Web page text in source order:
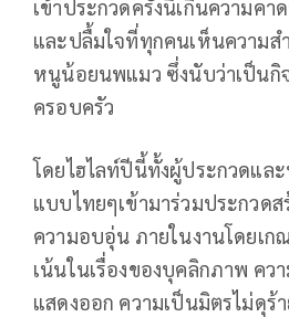
เข้าประกวดครั้งนี้เกินความค
และปลื้มใจที่ทุกคนเห็นความส
หนูน้อยนพแมว ซึ่งนับว่าเป็นกิ
ครอบครัว
โดยไฮไลท์ปีนี้ทั้งผู้ประกวดแล
แบบไทยๆเข้ามาร่วมประกวดส
ความอบอุ่น ภายในงานโดยเก
เน้นในเรื่องของบุคลิกภาพ คว
แสดงออก ความเป็นมิตรไม่ดุร้